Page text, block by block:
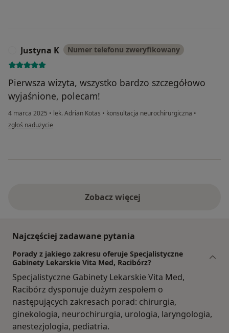
Justyna K Numer telefonu zweryfikowany
Pierwsza wizyta, wszystko bardzo szczegółowo
wyjaśnione, polecam!
4 marca 2025 • lek. Adrian Kotas • konsultacja neurochirurgiczna •
w opinii użytkownika Justyna K
zgłoś nadużycie
Zobacz więcej
Najczęściej zadawane pytania
Porady z jakiego zakresu oferuje Specjalistyczne
Gabinety Lekarskie Vita Med, Racibórz?
Specjalistyczne Gabinety Lekarskie Vita Med,
Racibórz dysponuje dużym zespołem o
następujących zakresach porad: chirurgia,
ginekologia, neurochirurgia, urologia, laryngologia,
anestezjologia, pediatria.